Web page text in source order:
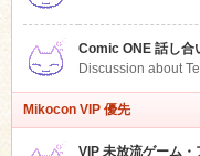
Comic ONE 話し
Discussion about
Mikocon VIP 優先
VIP 未放流ゲーム